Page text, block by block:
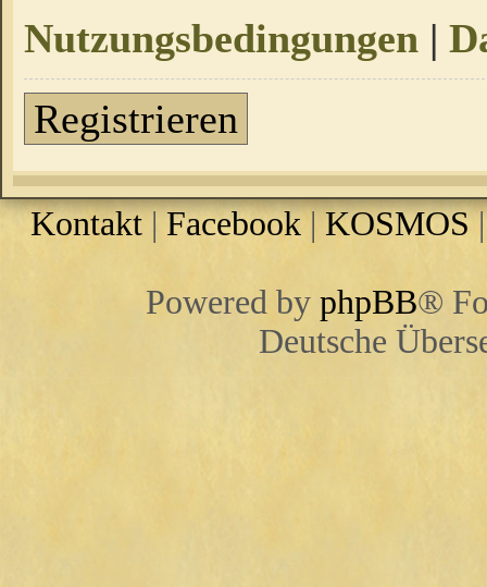
Nutzungsbedingungen |
Registrieren
Kontakt | Facebook |KOSMOS
Powered by phpBB®
Deutsche